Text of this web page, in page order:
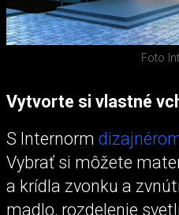
Foto
Vytvorte si vlastné
S Internorm
Vybrať si môžete
a krídla zvonku a
madlo, rozdelenie